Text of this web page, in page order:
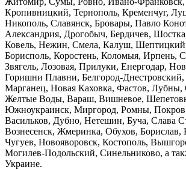
Кропивницкий, Тернополь, Кременчуг,
Никополь, Славянск, Бровары, Павло
Александрия, Дрогобыч, Бердичев,
Ковель, Нежин, Смела, Калуш,
Борисполь, Коростень, Коломыя, Ирпень,
Звягель, Лозовая, Прилуки, Енергодар,
Горишни Плавни, Белгород-
Марганец, Новая Каховка, Фастов, Лубны,
Желтые Воды, Вараш, Вишневое,
Южноукраинск, Миргород, Ромны,
Васильков, Дубно, Нетешин, Буча, Слава
Вознесенск, Жмеринка, Обухов,
Чугуев, Новояворовск, Костополь,
Могилев-Подольский, Синельниково, а
Украине.